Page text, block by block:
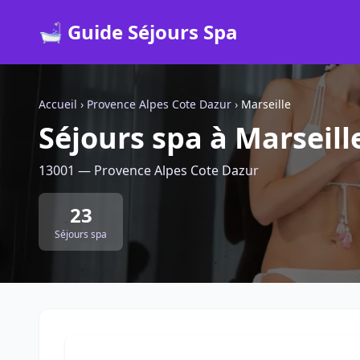
🛁 Guide Séjours Spa
Accueil › Provence Alpes Cote Dazur › Marseille
Séjours spa à
13001 — Provence Alpes Cote Dazur
23
Séjours spa